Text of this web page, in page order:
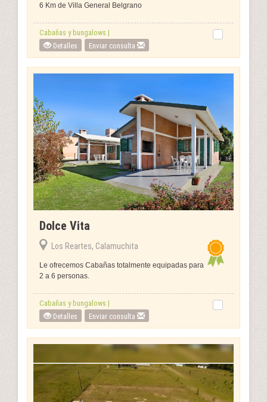
6 Km de Villa General Belgrano
Cabañas y bungalows |
Detalles
Enviar consulta
Dolce Vita
Los Reartes, Calamuchita
Le ofrecemos Cabañas totalmente equipadas para
2 a 6 personas.
Cabañas y bungalows |
Detalles
Enviar consulta